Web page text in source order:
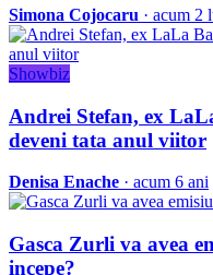
Simona Cojocaru · acum 2
Showbiz
Andrei Stefan, ex
deveni tata anul viitor
Denisa Enache · acum 6 ani
Gasca Zurli va avea
incepe?